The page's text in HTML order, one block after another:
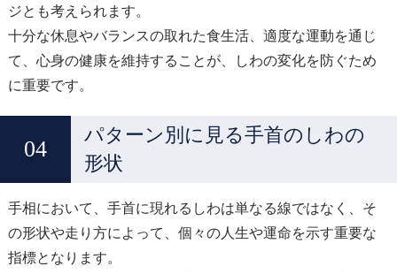
ジとも考えられます。
十分な休息やバランスの取れた食生活、適度な運動を通じ
て、心身の健康を維持することが、しわの変化を防ぐため
に重要です。
パターン別に見る手首のしわの
形状
手相において、手首に現れるしわは単なる線ではなく、そ
の形状や走り方によって、個々の人生や運命を示す重要な
指標となります。